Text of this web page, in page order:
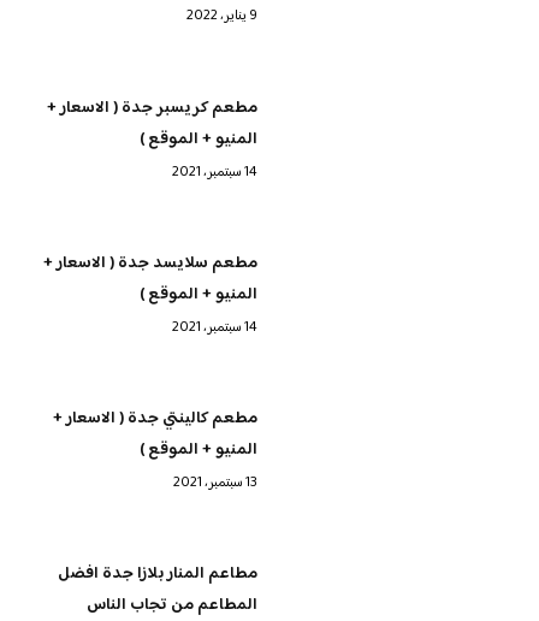
9 يناير، 2022
مطعم كريسبر جدة ( الاسعار +
المنيو + الموقع )
14 سبتمبر، 2021
مطعم سلايسد جدة ( الاسعار +
المنيو + الموقع )
14 سبتمبر، 2021
مطعم كالينتي جدة ( الاسعار +
المنيو + الموقع )
13 سبتمبر، 2021
مطاعم المنار بلازا جدة افضل
المطاعم من تجاب الناس